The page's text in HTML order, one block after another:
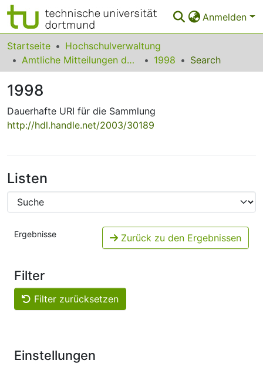
Anmelden
Bereiche & Sammlungen
Das gesamte Repositorium
Statistiken
FAQ
Startseite
Hochschulverwaltung
Amtliche Mitteilungen der Technischen Universität Dortmund
1998 Search
1998
Dauerhafte URI für die Sammlung
http://hdl.handle.net/2003/30189
Listen
Ergebnisse Zurück zu den Ergebnissen
Filter
Filter zurücksetzen
Einstellungen